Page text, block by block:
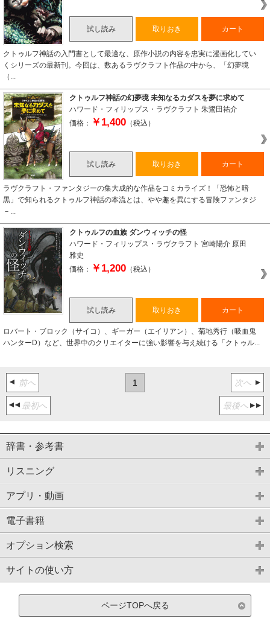
試し読み 取りおき カート
クトゥルフ神話の入門書として最適な、原作小説の内容を忠実に漫画化してい
くシリーズの最新刊。今回は、数あるラヴクラフト作品の中から、「幻夢境
（...
クトゥルフ神話の幻夢境 未知なるカダスを夢に求めて
ハワード・フィリップス・ラヴクラフト 朱鷺田祐介
価格：
￥1,400 （税込）
試し読み 取りおき カート
ラヴクラフト・ファンタジーの集大成的な作品をコミカライズ！「恐怖と暗
黒」で知られるクトゥルフ神話の本流とは、やや趣を異にする冒険ファンタジ
－...
クトゥルフの血族 ダンウィッチの怪
ハワード・フィリップス・ラヴクラフト 宮崎陽介 原田
雅史
価格：
￥1,200 （税込）
試し読み 取りおき カート
ロバート・ブロック（サイコ）、ギーガー（エイリアン）、菊地秀行（吸血鬼
ハンターD）など、世界中のクリエイターに強い影響を与え続ける「クトゥル...
最初へ
前へ 1 次へ
最後へ
辞書・参考書
リスニング
アプリ・動画
電子書籍
オプション検索
サイトの使い方
ページTOPへ戻る